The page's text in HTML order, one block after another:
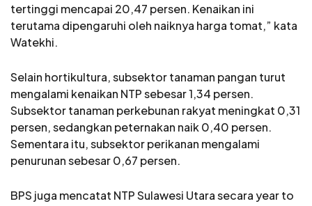
tertinggi mencapai 20,47 persen. Kenaikan ini
terutama dipengaruhi oleh naiknya harga tomat,” kata
Watekhi.
Selain hortikultura, subsektor tanaman pangan turut
mengalami kenaikan NTP sebesar 1,34 persen.
Subsektor tanaman perkebunan rakyat meningkat 0,31
persen, sedangkan peternakan naik 0,40 persen.
Sementara itu, subsektor perikanan mengalami
penurunan sebesar 0,67 persen.
BPS juga mencatat NTP Sulawesi Utara secara year to